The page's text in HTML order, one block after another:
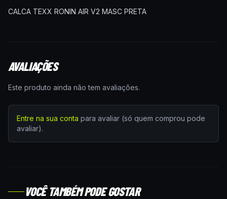
CALCA TEXX RONIN AIR V2 MASC PRETA
AVALIAÇÕES
Este produto ainda não tem avaliações.
Entre na sua conta para avaliar (só quem comprou pode
avaliar).
VOCÊ TAMBÉM PODE GOSTAR